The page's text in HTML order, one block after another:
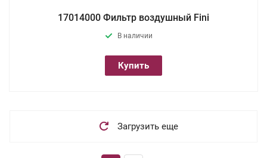
17014000 Фильтр воздушный Fini
В наличии
Купить
Загрузить еще